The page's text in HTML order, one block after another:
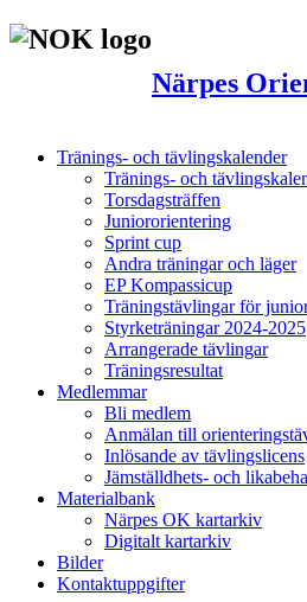
Närpes
Tränings- och tävlingskalender
Tränings- och
Torsdagsträffen
Juniororientering
Sprint cup
Andra träningar och läger
EP Kompassicup
Träningstävlingar för
Styrketräningar 2024-2025
Arrangerade tävlingar
Träningsresultat
Medlemmar
Bli medlem
Anmälan till
Inlösande av tävlingslicens
Jämställdhets- och
Materialbank
Närpes OK kartarkiv
Digitalt kartarkiv
Bilder
Kontaktuppgifter